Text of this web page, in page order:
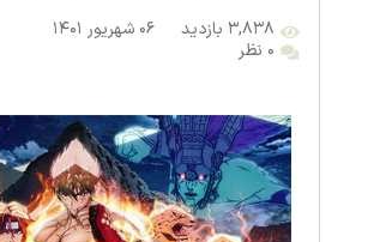
۳,۸۳۸ بازدید
۰۶ شهریور ۱۴۰۱
۰ نظر